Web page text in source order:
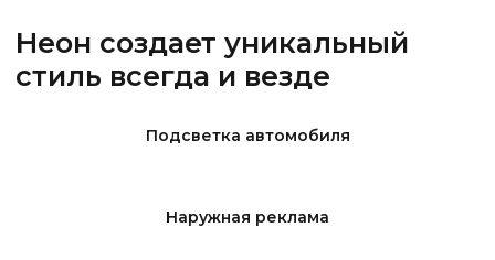
Неон создает уникальный
стиль всегда и везде
Подсветка автомобиля
Наружная реклама